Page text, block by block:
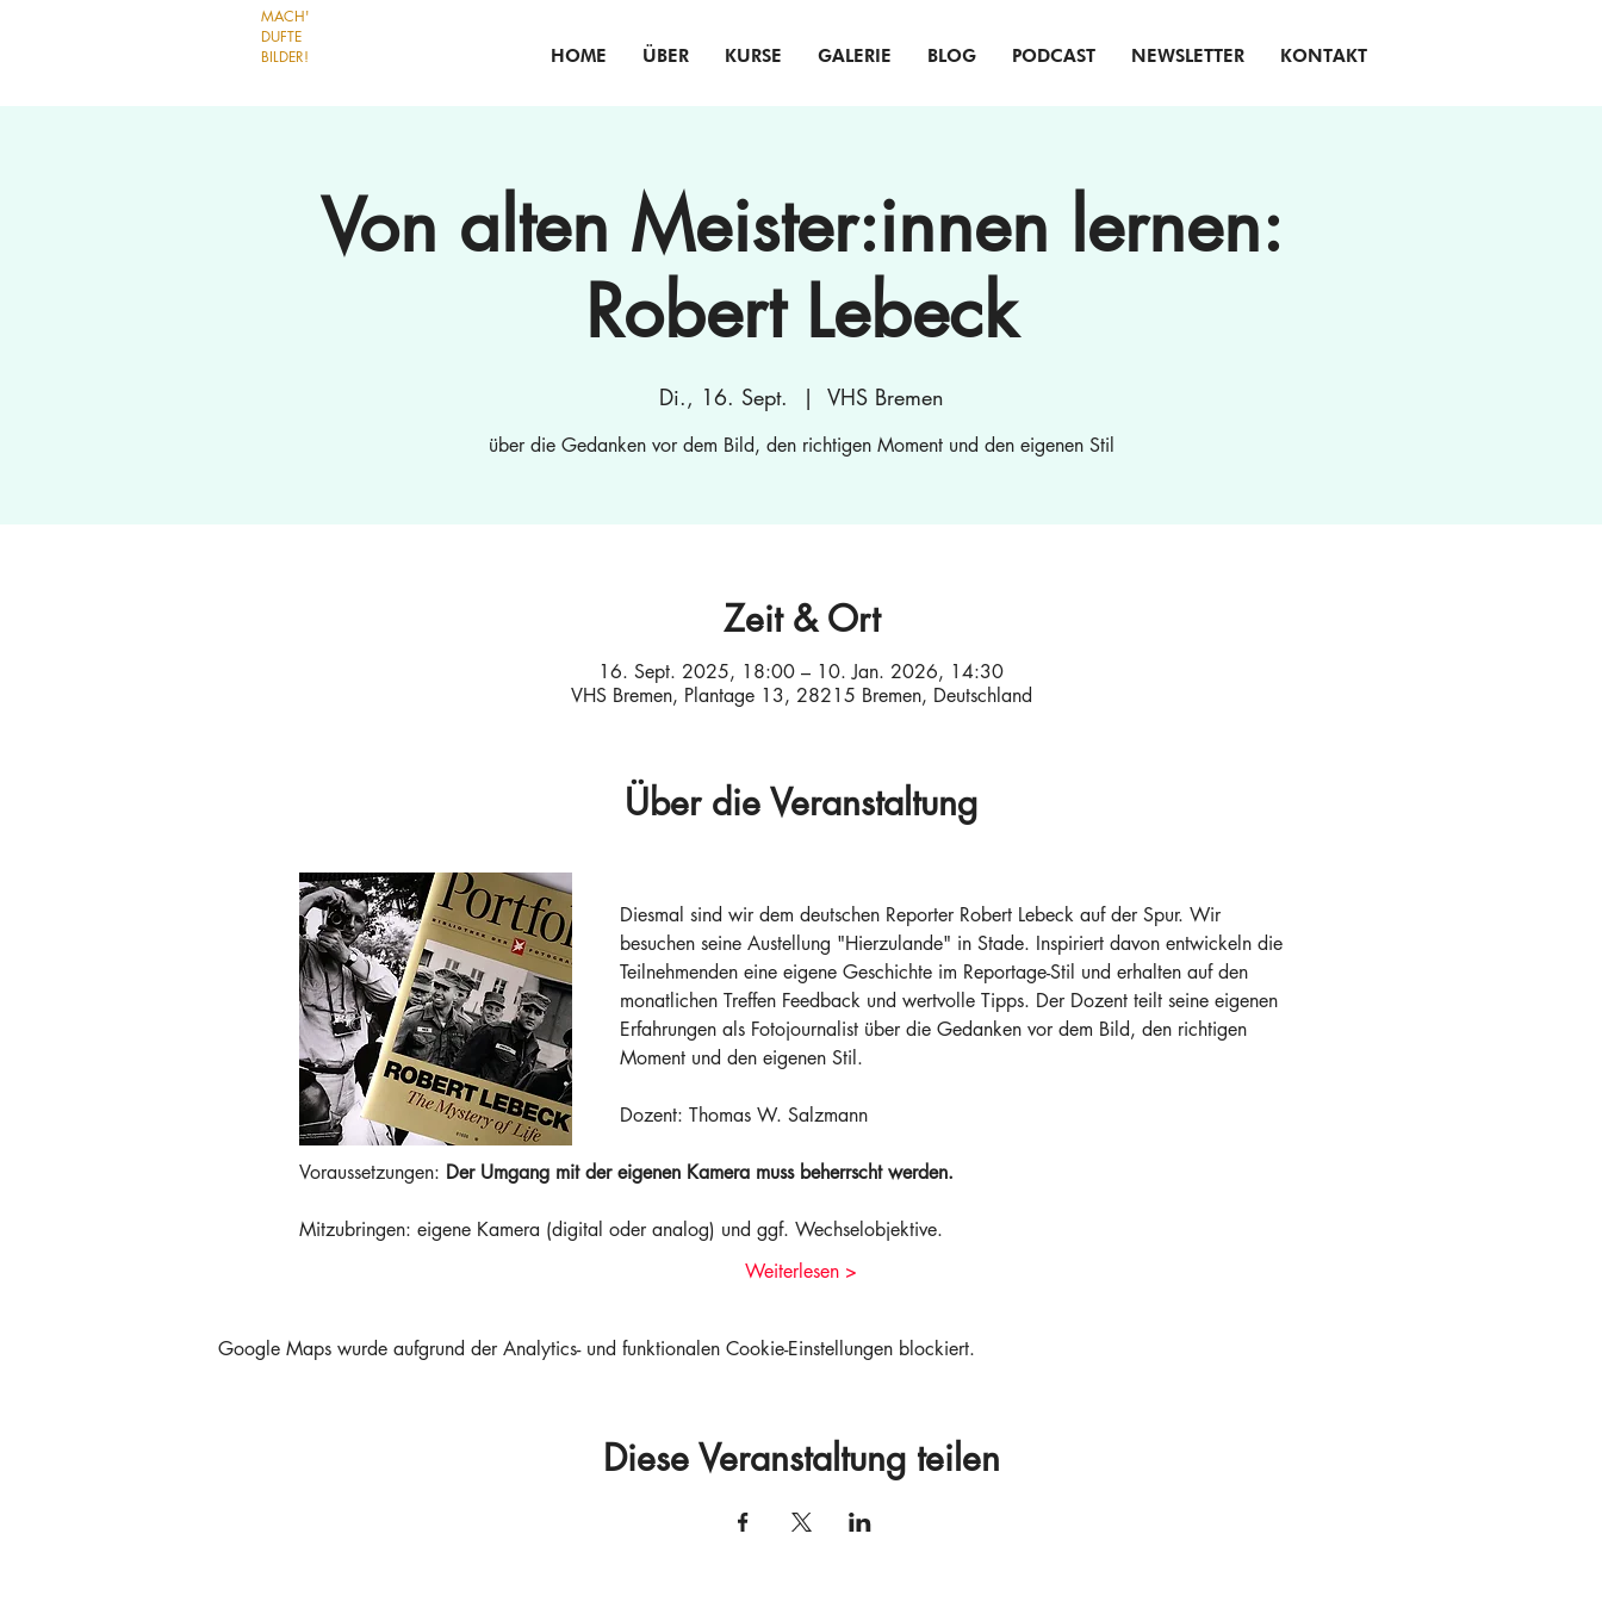
MACH'
DUFTE
BILDER!
HOME ÜBER KURSE GALERIE BLOG PODCAST NEWSLETTER KONTAKT
Von alten Meister:innen lernen:
Robert Lebeck
Di., 16. Sept.
  |
VHS Bremen
über die Gedanken vor dem Bild, den richtigen Moment und den eigenen Stil
Zeit & Ort
16. Sept. 2025, 18:00 – 10. Jan. 2026, 14:30
VHS Bremen, Plantage 13, 28215 Bremen, Deutschland
Über die Veranstaltung
Diesmal sind wir dem deutschen Reporter Robert Lebeck auf der Spur. Wir
besuchen seine Austellung "Hierzulande" in Stade. Inspiriert davon entwickeln die
Teilnehmenden eine eigene Geschichte im Reportage-Stil und erhalten auf den
monatlichen Treffen Feedback und wertvolle Tipps. Der Dozent teilt seine eigenen
Erfahrungen als Fotojournalist über die Gedanken vor dem Bild, den richtigen
Moment und den eigenen Stil.
Dozent: Thomas W. Salzmann
Voraussetzungen: Der Umgang mit der eigenen Kamera muss beherrscht werden.
Mitzubringen: eigene Kamera (digital oder analog) und ggf. Wechselobjektive.
Weiterlesen >
Google Maps wurde aufgrund der Analytics- und funktionalen Cookie-Einstellungen blockiert.
Diese Veranstaltung teilen